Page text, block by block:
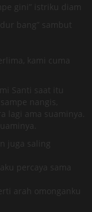
gini” istriku diam
bang” sambut
kami cuma
Santi saat itu
nangis,
lagi ama suaminya.
juga saling
percaya sama
arah omonganku